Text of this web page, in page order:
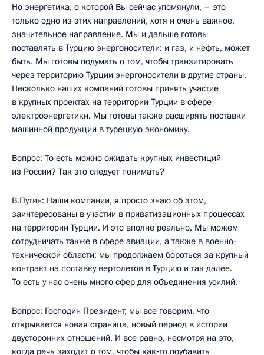
Но энергетика, о которой Вы сейчас упомянули, – это
только одно из этих направлений, хотя и очень важное,
значительное направление. Мы и дальше готовы
поставлять в Турцию энергоносители: и газ, и нефть, может
быть. Мы готовы подумать о том, чтобы транзитировать
через территорию Турции энергоносители в другие страны.
Несколько наших компаний готовы принять участие
в крупных проектах на территории Турции в сфере
электроэнергетики. Мы готовы также расширять поставки
машинной продукции в турецкую экономику.
Вопрос: То есть можно ожидать крупных инвестиций
из России? Так это следует понимать?
В.Путин: Наши компании, я просто знаю об этом,
заинтересованы в участии в приватизационных процессах
на территории Турции. И это вполне реально. Мы можем
сотрудничать также в сфере авиации, а также в военно-
технической области: мы продолжаем бороться за крупный
контракт на поставку вертолетов в Турцию и так далее.
То есть у нас очень много сфер для объединения усилий.
Вопрос: Господин Президент, мы все говорим, что
открывается новая страница, новый период в истории
двусторонних отношений. И все равно, несмотря на это,
когда речь заходит о том, чтобы как‑то поубавить